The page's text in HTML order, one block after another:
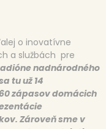
o inovatívne
a službách pre
nadnárodného
tu už 14
zápasov domácich
. Zároveň sme v